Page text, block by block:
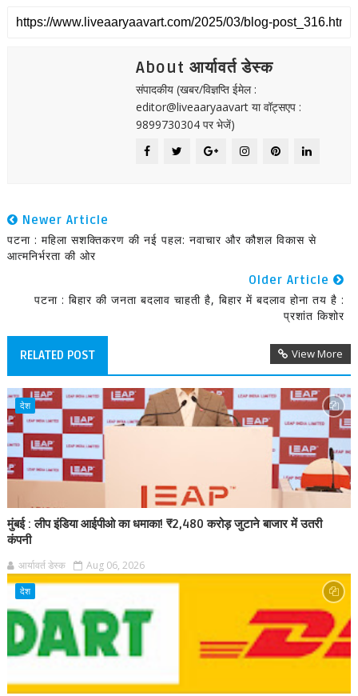
About आर्यावर्त डेस्क
संपादकीय (खबर/विज्ञप्ति ईमेल :
editor@liveaaryaavart या वॉट्सएप :
9899730304 पर भेजें)
Newer Article
पटना : महिला सशक्तिकरण की नई पहल: नवाचार और कौशल विकास से
आत्मनिर्भरता की ओर
Older Article
पटना : बिहार की जनता बदलाव चाहती है, बिहार में बदलाव होना तय है :
प्रशांत किशोर
RELATED POST View More
देश
मुंबई : लीप इंडिया आईपीओ का धमाका! ₹2,480 करोड़ जुटाने बाजार में उतरी
कंपनी
आर्यावर्त डेस्क Aug 06, 2026
देश